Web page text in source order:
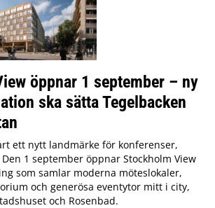
öppnar 1 september – ny
ska sätta Tegelbacken
ett nytt landmärke för konferenser,
1 september öppnar Stockholm View
som samlar moderna möteslokaler,
och generösa eventytor mitt i city,
och Rosenbad.